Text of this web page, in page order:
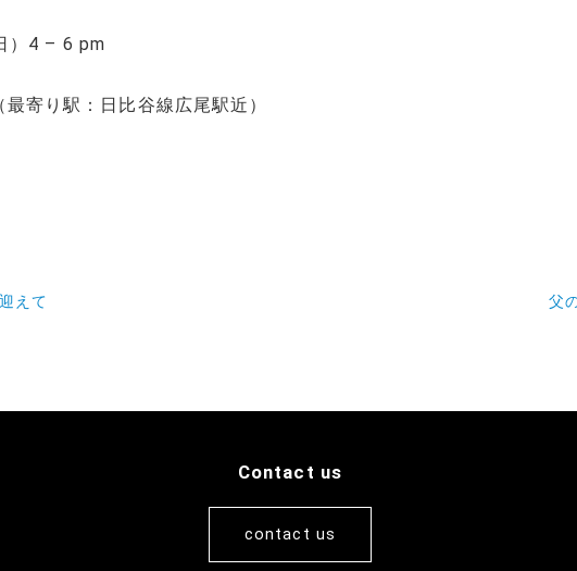
）4 – 6 pm
寄り駅：日比谷線広尾駅近）
えて 父
Contact us
contact us